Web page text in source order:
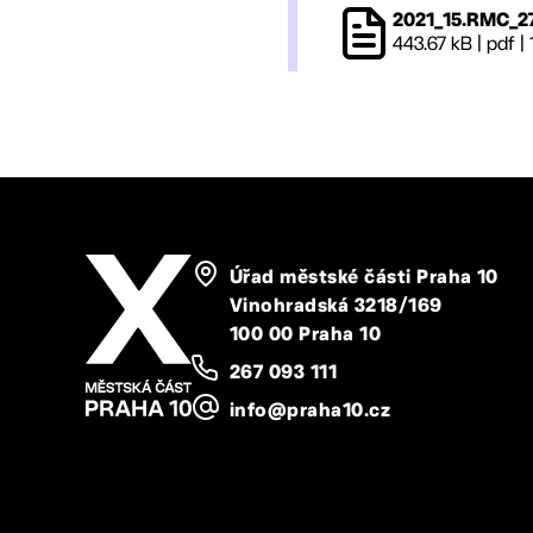
443.67 kB | pdf |
Úřad městské části Praha 10
Vinohradská 3218/169
100 00 Praha 10
267 093 111
info@praha10.cz